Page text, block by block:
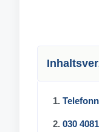
1.
2. 030